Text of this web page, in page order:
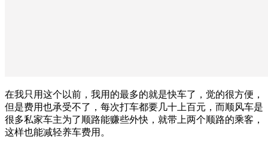
在我只用这个以前，我用的最多的就是快车了，觉的很方便，
但是费用也承受不了，每次打车都要几十上百元，而顺风车是
很多私家车主为了顺路能赚些外快，就带上两个顺路的乘客，
这样也能减轻养车费用。